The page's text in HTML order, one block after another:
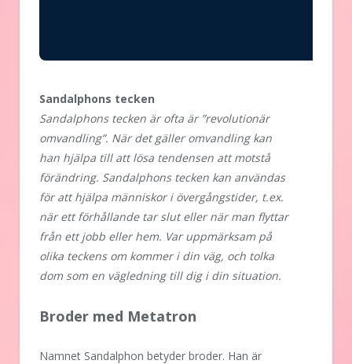
Sandalphons tecken
Sandalphons tecken är ofta är ”revolutionär
omvandling”. När det gäller omvandling kan
han hjälpa till att lösa tendensen att motstå
förändring. Sandalphons tecken kan användas
för att hjälpa människor i övergångstider, t.ex.
när ett förhållande tar slut eller när man flyttar
från ett jobb eller hem. Var uppmärksam på
olika teckens om kommer i din väg, och tolka
dom som en vägledning till dig i din situation.
Broder med Metatron
Namnet Sandalphon betyder broder. Han är